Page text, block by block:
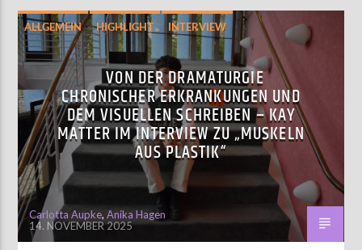
AKTUELLER TRACK
BUY A DOG
OXEN
AKTUELLE SENDUNG
MOEBIUS
12:00 18:00
ALLGEMEIN HIGHLIGHT INTERVIEW
LITERATUR
VON DER DRAMATURGIE
CHRONISCHER ERKRANKUNGEN UND
DEM VISUELLEN SCHREIBEN – KAY
MATTER IM INTERVIEW ZU „MUSKELN
AUS PLASTIK“
Carlotta Aupke,Anika Hagen
14. NOVEMBER 2025